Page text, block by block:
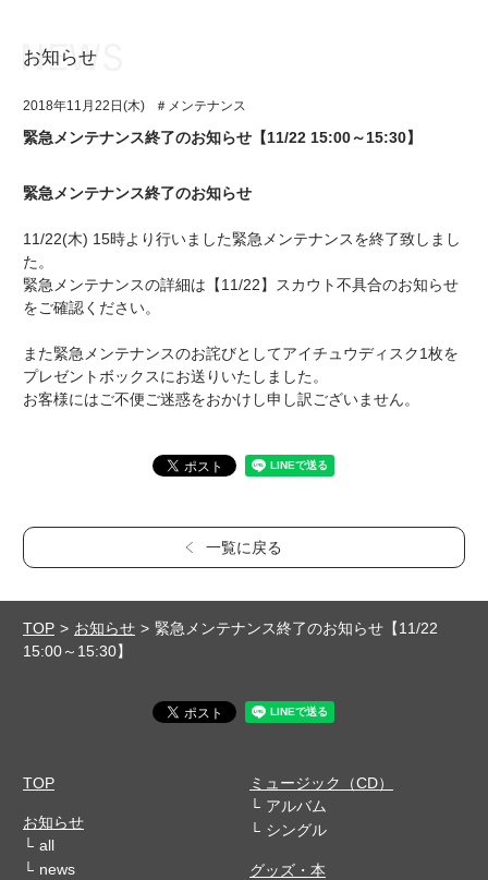
イベント・キャンペーン
ミュージック
ギャラリー
アプリゲーム
イベント・キャンペーン
グッズ・本
お知らせ
2018年11月22日(木) ＃メンテナンス
緊急メンテナンス終了のお知らせ【11/22 15:00～15:30】
緊急メンテナンス終了のお知らせ
11/22(木) 15時より行いました緊急メンテナンスを終了致しまし
た。
緊急メンテナンスの詳細は【11/22】スカウト不具合のお知らせ
をご確認ください。
また緊急メンテナンスのお詫びとしてアイチュウディスク1枚を
プレゼントボックスにお送りいたしました。
お客様にはご不便ご迷惑をおかけし申し訳ございません。
一覧に戻る
TOP お知らせ
緊急メンテナンス終了のお知らせ【11/22
15:00～15:30】
TOP
お知らせ
all
news
ミュージック（CD）
アルバム
シングル
グッズ・本